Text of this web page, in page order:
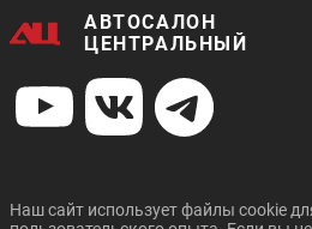
АВТОСАЛОН
ЦЕНТРАЛЬНЫЙ
Наш сайт использует файлы cookie